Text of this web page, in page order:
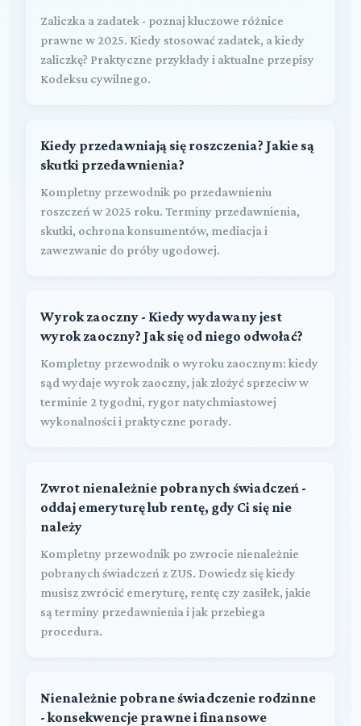
Zaliczka a zadatek - poznaj kluczowe różnice
prawne w 2025. Kiedy stosować zadatek, a kiedy
zaliczkę? Praktyczne przykłady i aktualne przepisy
Kodeksu cywilnego.
Kiedy przedawniają się roszczenia? Jakie są
skutki przedawnienia?
Kompletny przewodnik po przedawnieniu
roszczeń w 2025 roku. Terminy przedawnienia,
skutki, ochrona konsumentów, mediacja i
zawezwanie do próby ugodowej.
Wyrok zaoczny - Kiedy wydawany jest
wyrok zaoczny? Jak się od niego odwołać?
Kompletny przewodnik o wyroku zaocznym: kiedy
sąd wydaje wyrok zaoczny, jak złożyć sprzeciw w
terminie 2 tygodni, rygor natychmiastowej
wykonalności i praktyczne porady.
Zwrot nienależnie pobranych świadczeń -
oddaj emeryturę lub rentę, gdy Ci się nie
należy
Kompletny przewodnik po zwrocie nienależnie
pobranych świadczeń z ZUS. Dowiedz się kiedy
musisz zwrócić emeryturę, rentę czy zasiłek, jakie
są terminy przedawnienia i jak przebiega
procedura.
Nienależnie pobrane świadczenie rodzinne
- konsekwencje prawne i finansowe